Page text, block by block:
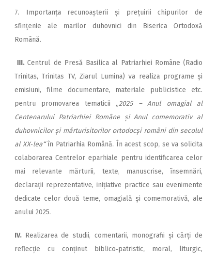
7. Importanța recunoașterii și prețuirii chipurilor de
sfințenie ale marilor duhovnici din Biserica Ortodoxă
Română.
III.Centrul de Presă Basilica al Patriarhiei Române (Radio
Trinitas, Trinitas TV, Ziarul Lumina) va realiza programe și
emisiuni, filme documentare, materiale publicistice etc.
pentru promovarea tematicii „2025 – Anul omagial al
Centenarului Patriarhiei Române și Anul comemorativ al
duhovnicilor și mărturisitorilor ortodocși români din secolul
al XX‑lea“în Patriarhia Română. În acest scop, se va solicita
colaborarea Centrelor eparhiale pentru identificarea celor
mai relevante mărturii, texte, manuscrise, însemnări,
declarații reprezentative, inițiative practice sau evenimente
dedicate celor două teme, omagială și comemorativă, ale
anului 2025.
IV. Realizarea de studii, comentarii, monografii și cărți de
reflecție cu conținut biblico‑patristic, moral, liturgic,